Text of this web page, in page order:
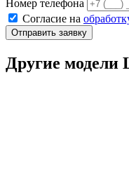
Номер телефона
Согласие на
Отправить заявку
Другие модели